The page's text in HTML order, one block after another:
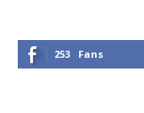
253 Fans